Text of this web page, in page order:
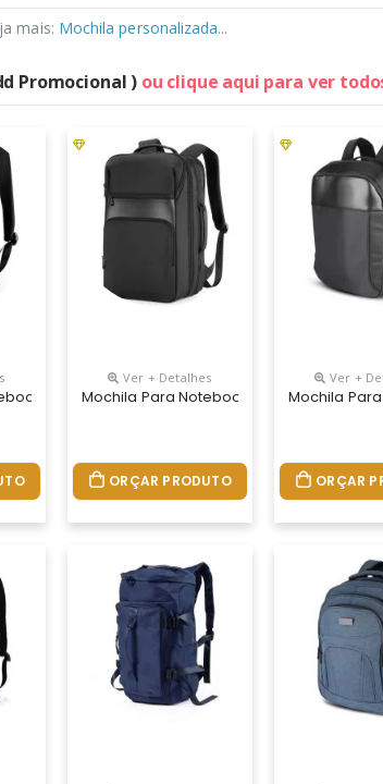
mais: Mochila personalizada...
Promocional ) ou clique aqui para ver
Personalizada
Ver + Detalhes
Mochila Para Notebook Personalizada
ORÇAR PRODUTO
Ver +
Mochila
ORÇAR